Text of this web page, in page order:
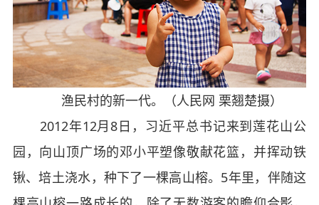
渔民村的新一代。（人民网 栗翘楚摄）
2012年12月8日，习近平总书记来到莲花山公
园，向山顶广场的邓小平塑像敬献花篮，并挥动铁
锹、培土浇水，种下了一棵高山榕。5年里，伴随这